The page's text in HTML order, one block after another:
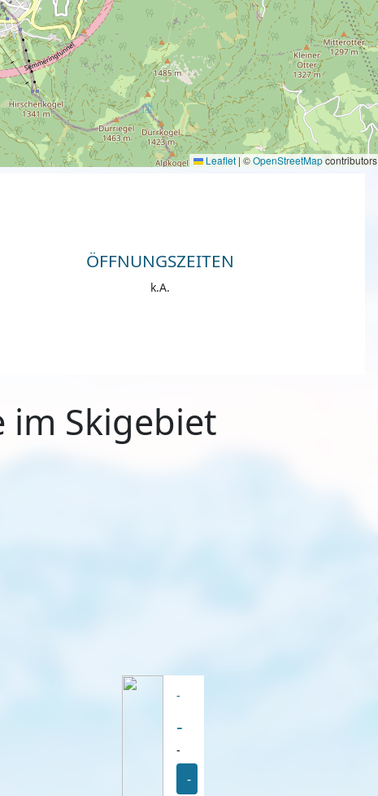
Leaflet | ©OpenStreetMapcontributors
ÖFFNUNGSZEITEN
k.A.
im Skigebiet
-
-
-
-